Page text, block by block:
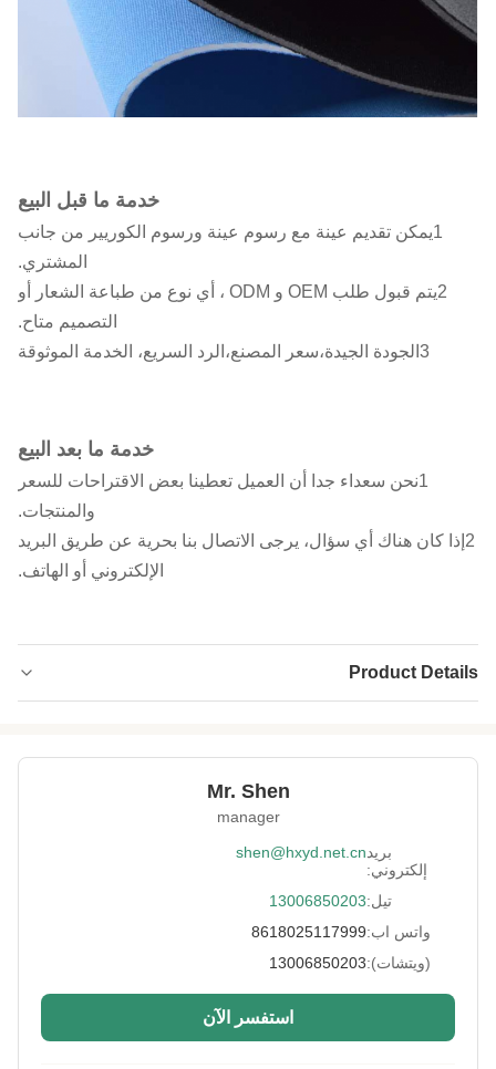
خدمة ما قبل البيع
1يمكن تقديم عينة مع رسوم عينة ورسوم الكوريير من جانب
المشتري.
2يتم قبول طلب OEM و ODM ، أي نوع من طباعة الشعار أو
التصميم متاح.
3الجودة الجيدة،سعر المصنع،الرد السريع، الخدمة الموثوقة
خدمة ما بعد البيع
1نحن سعداء جدا أن العميل تعطينا بعض الاقتراحات للسعر
والمنتجات.
2إذا كان هناك أي سؤال، يرجى الاتصال بنا بحرية عن طريق البريد
الإلكتروني أو الهاتف.
Product Details
وما إلى ذلك
Neoprene Color:
Function: مقاوم للماء ، مرونة ممتازة وناعمة ، مقاومة للبرد
Size Of Sheet:
High Light:
رغوة إسفنج النيوبرين المطاطي SCR,رغوة إسفنج
Mr. Shen
manager
بريد
إلكتروني:
shen@hxyd.net.cn
تيل:13006850203
واتس اب:8618025117999
(ويتشات):13006850203
استفسر الآن